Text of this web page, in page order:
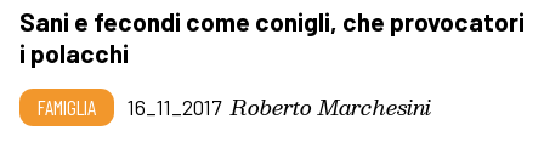
Sani e fecondi come conigli, che provocatori
i polacchi
FAMIGLIA 16_11_2017 Roberto Marchesini